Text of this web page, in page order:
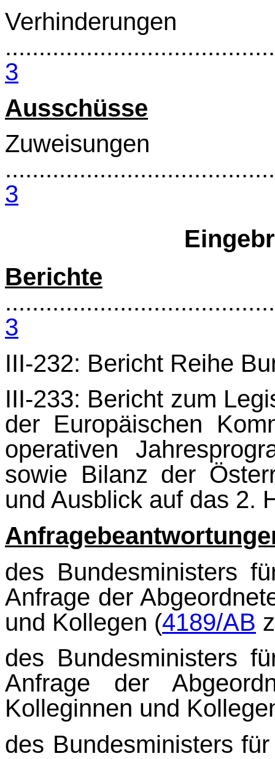
Verhinderungen
3
Ausschüsse
Zuweisungen
3
Berichte
3
III-232: Bericht Reihe
III-233: Bericht zum
der Europäischen
operativen
sowie Bi­lanz der
und Ausblick auf das 2.
des Bundesministers
Anfrage der
und Kollegen (4189/AB
des Bundesministers
Anfrage der
Kolleginnen und
des Bundesministers